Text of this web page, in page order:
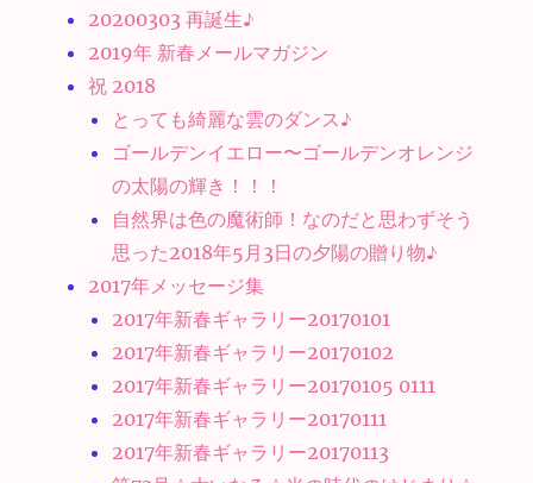
20200303 再誕生♪
2019年 新春メールマガジン
祝 2018
とっても綺麗な雲のダンス♪
ゴールデンイエロー〜ゴールデンオレンジ
の太陽の輝き！！！
自然界は色の魔術師！なのだと思わずそう
思った2018年5月3日の夕陽の贈り物♪
2017年メッセージ集
2017年新春ギャラリー20170101
2017年新春ギャラリー20170102
2017年新春ギャラリー20170105 0111
2017年新春ギャラリー20170111
2017年新春ギャラリー20170113